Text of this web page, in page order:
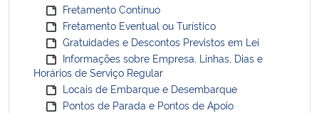
Fretamento Contínuo
Fretamento Eventual ou Turístico
Gratuidades e Descontos Previstos em Lei
Informações sobre Empresa, Linhas, Dias e
Horários de Serviço Regular
Locais de Embarque e Desembarque
Pontos de Parada e Pontos de Apoio